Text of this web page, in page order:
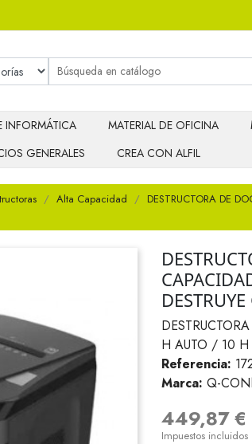
INFORMÁTICA MATERIAL DE OFICINA
GENERALES CREA CON ALFIL
Alta Capacidad
DESTRUCTORA DE
H AUTO / 10 H
Referencia:
Marca: Q-
449,87 €
Impuestos incluidos